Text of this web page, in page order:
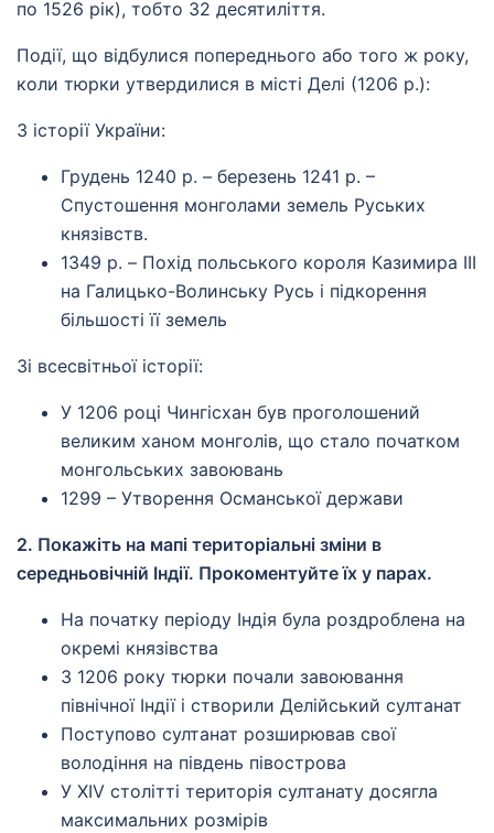
по 1526 рік), тобто 32 десятиліття.
Події, що відбулися попереднього або того ж року,
коли тюрки утвердилися в місті Делі (1206 р.):
З історії України:
Грудень 1240 р. – березень 1241 р. –
Спустошення монголами земель Руських
князівств.
1349 p. – Похід польського короля Казимира III
на Галицько-Волинську Русь і підкорення
більшості її земель
Зі всесвітньої історії:
У 1206 році Чингісхан був проголошений
великим ханом монголів, що стало початком
монгольських завоювань
1299 – Утворення Османської держави
2. Покажіть на мапі територіальні зміни в
середньовічній Індії. Прокоментуйте їх у парах.
На початку періоду Індія була роздроблена на
окремі князівства
З 1206 року тюрки почали завоювання
північної Індії і створили Делійський султанат
Поступово султанат розширював свої
володіння на південь півострова
У XIV столітті територія султанату досягла
максимальних розмірів